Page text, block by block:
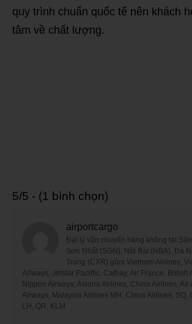
quy trình chuẩn quốc tế nên khách
tâm về chất lượng.
5/5 - (1 bình chọn)
airportcargo
Đại lý vận chuyển hàng không tại
Sơn Nhất (SGN), Nội Bài (NBA), Đà
Trang (CXR) gồm Vietnam Airlines,
Ariways, Jetstar Paciffic, Cathay, Air France, British
Nippon Airways, Asiana Airlines, China Airlines, Air
Airways, Malaysia Airlines MH, China Airlines, SQ,
LH, QR, KLM